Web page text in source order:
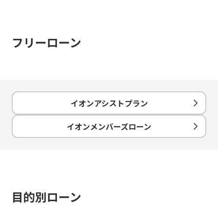
フリーローン
イオンアシストプラン
イオンメンバーズローン
目的別ローン